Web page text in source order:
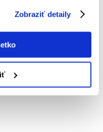
Zobraziť detaily
6.09
PRIDAŤ DO KOŠÍKA